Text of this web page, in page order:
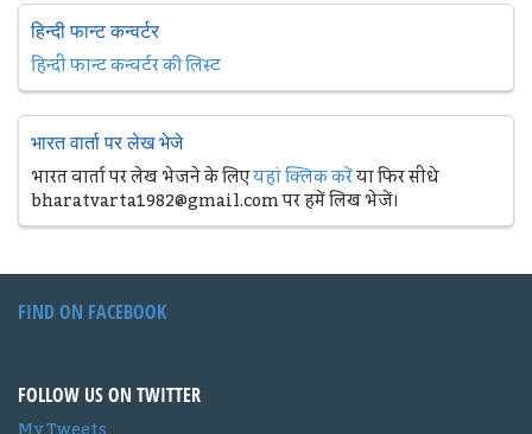
हिन्दी फान्ट कन्वर्टर
हिन्दी फान्ट कन्वर्टर की लिस्ट
भारत वार्ता पर लेख भेजे
भारत वार्ता पर लेख भेजने के लिएयहां क्लिक करेंया फिर सीधे
bharatvarta1982@gmail.com पर हमें लिख भेजें।
FIND ON FACEBOOK
FOLLOW US ON TWITTER